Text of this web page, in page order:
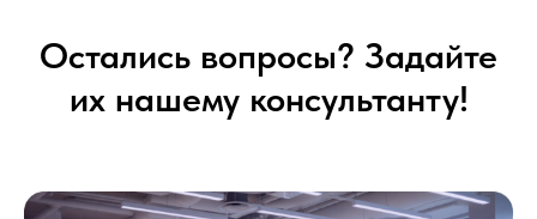
Остались вопросы? Задайте
их нашему консультанту!